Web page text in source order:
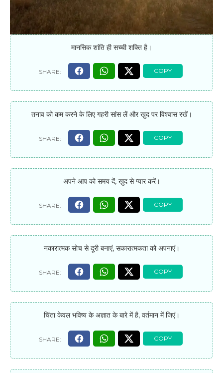
मानसिक शांति ही सच्ची शक्ति है।
तनाव को कम करने के लिए गहरी सांस लें और खुद पर विश्वास रखें।
अपने आप को समय दें, खुद से प्यार करें।
नकारात्मक सोच से दूरी बनाएं, सकारात्मकता को अपनाएं।
चिंता केवल भविष्य के अज्ञात के बारे में है, वर्तमान में जिएं।